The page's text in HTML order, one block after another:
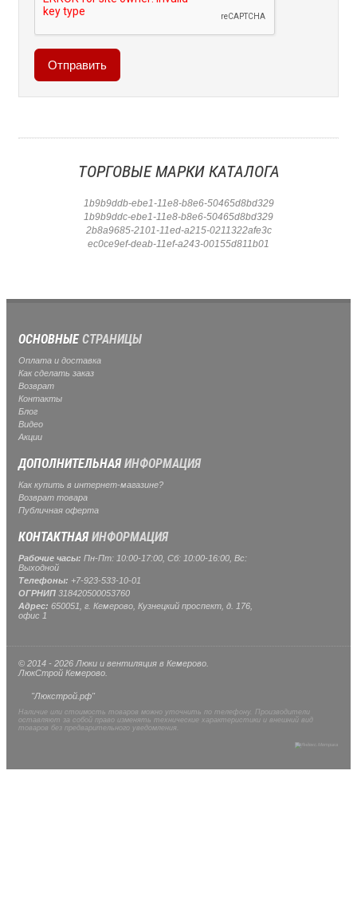
ТОРГОВЫЕ МАРКИ КАТАЛОГА
1b9b9ddb-ebe1-11e8-b8e6-50465d8bd329
1b9b9ddc-ebe1-11e8-b8e6-50465d8bd329
2b8a9685-2101-11ed-a215-0211322afe3c
ec0ce9ef-deab-11ef-a243-00155d811b01
ОСНОВНЫЕСТРАНИЦЫ
Оплата и доставка
Как сделать заказ
Возврат
Контакты
Блог
Видео
Акции
ДОПОЛНИТЕЛЬНАЯИНФОРМАЦИЯ
Как купить в интернет-магазине?
Возврат товара
Публичная оферта
КОНТАКТНАЯИНФОРМАЦИЯ
Рабочие часы: Пн-Пт: 10:00-17:00, Сб: 10:00-16:00, Вс:
Выходной
Телефоны: +7-923-533-10-01
ОГРНИП 318420500053760
Адрес: 650051, г. Кемерово, Кузнецкий проспект, д. 176,
офис 1
© 2014 - 2026 Люки и вентиляция в Кемерово.
ЛюкСтрой Кемерово.
"Люкстрой.рф"
Наличие или стоимость товаров можно уточнить по телефону. Производители
оставляют за собой право изменять технические характеристики и внешний вид
товаров без предварительного уведомления.